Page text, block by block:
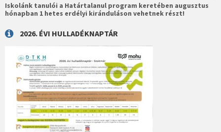
Iskolánk tanulói a Határtalanul program keretében augusztus
hónapban 1 hetes erdélyi kiránduláson vehetnek részt!
2026. ÉVI HULLADÉKNAPTÁR